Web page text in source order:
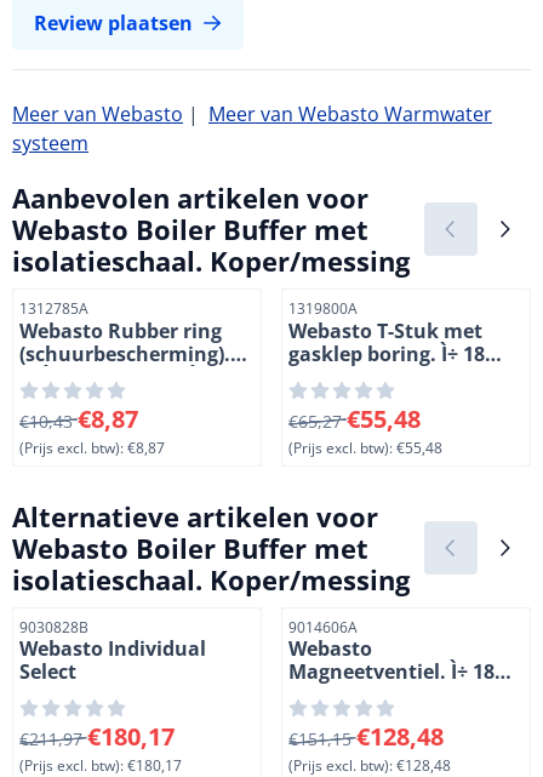
Review plaatsen
Meer van Webasto | Meer van Webasto Warmwater
systeem
Aanbevolen artikelen voor
Webasto Boiler Buffer met
isolatieschaal. Koper/messing
Artikelnummer
1312785A
Webasto Rubber ring
(schuurbescherming).
Di Ì÷ 20.5 mm, Da Ì÷ 40
mm. Lengte 20 mm
Van 10,43 voor 8,87, exclusief btw: 8,87
€10,43€8,87
(Prijs excl. btw):€8,87
Artikelnummer
1319800A
Webasto T-Stuk met
gasklep boring. Ì÷ 18
mm. Lengte 75 mm.
Staal verchroomd
Van 65,27 voor 55,48,
€65,27€55,48
(Prijs excl. btw):€55,48
Alternatieve artikelen voor
Webasto Boiler Buffer met
isolatieschaal. Koper/messing
Artikelnummer
9030828B
Webasto Individual
Select
Van 211,97 voor 180,17, exclusief btw: 180,17
€211,97€180,17
(Prijs excl. btw):€180,17
Artikelnummer
9014606A
Webasto
Magneetventiel. Ì÷ 18
mm. 12 Volt. Lengte 84
mm, hoogte 101 mm.
Kunststof
Van 151,15 voor 128,48,
€151,15€128,48
(Prijs excl. btw):€128,48